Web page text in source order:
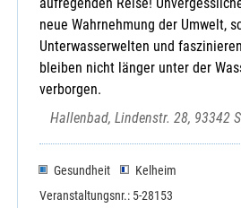
neue Wahrnehmung der Umwelt,
Unterwasserwelten und
bleiben nicht länger unter der
verborgen.
Hallenbad, Lindenstr. 28, 93342
Gesundheit
Kelheim
Veranstaltungsnr.: 5-28153